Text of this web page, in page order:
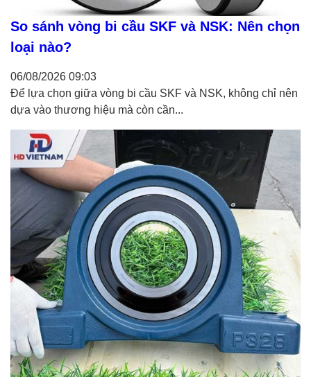
So sánh vòng bi cầu SKF và NSK: Nên chọn
loại nào?
06/08/2026 09:03
Để lựa chọn giữa vòng bi cầu SKF và NSK, không chỉ nên
dựa vào thương hiệu mà còn cần...